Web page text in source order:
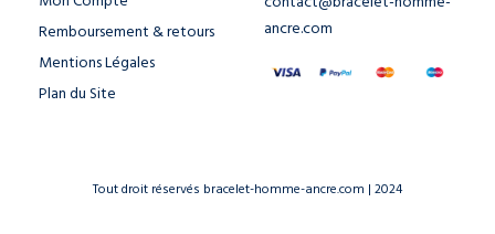
Remboursement & retours
Mentions Légales
Plan du Site
ancre.com
Tout droit réservés bracelet-homme-ancre.com | 2024